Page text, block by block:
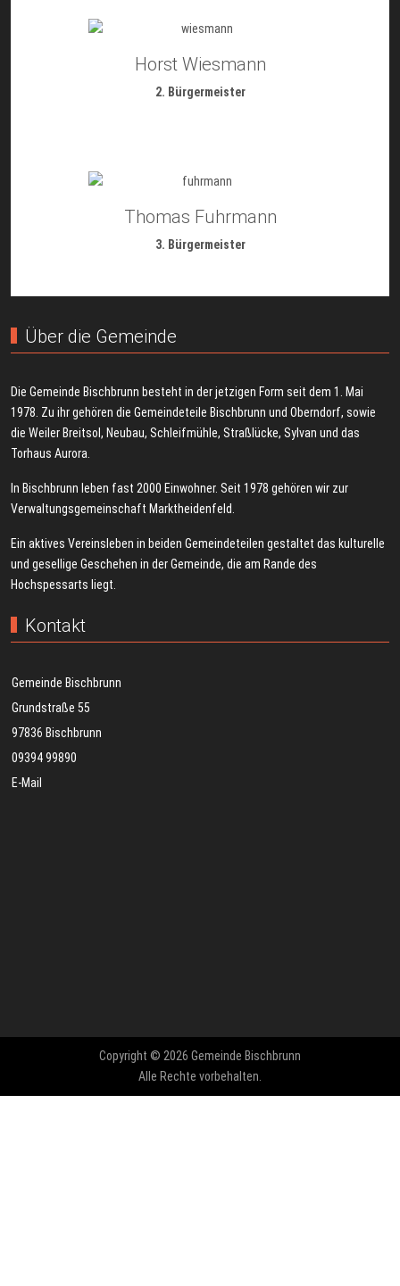
Horst Wiesmann
2. Bürgermeister
Thomas Fuhrmann
3. Bürgermeister
Über die Gemeinde
Die Gemeinde Bischbrunn besteht in der jetzigen Form seit dem 1. Mai
1978. Zu ihr gehören die Gemeindeteile Bischbrunn und Oberndorf, sowie
die Weiler Breitsol, Neubau, Schleifmühle, Straßlücke, Sylvan und das
Torhaus Aurora.
In Bischbrunn leben fast 2000 Einwohner. Seit 1978 gehören wir zur
Verwaltungsgemeinschaft Marktheidenfeld.
Ein aktives Vereinsleben in beiden Gemeindeteilen gestaltet das kulturelle
und gesellige Geschehen in der Gemeinde, die am Rande des
Hochspessarts liegt.
Kontakt
Gemeinde Bischbrunn
Grundstraße 55
97836 Bischbrunn
09394 99890
E-Mail
Copyright © 2026 Gemeinde Bischbrunn
Alle Rechte vorbehalten.